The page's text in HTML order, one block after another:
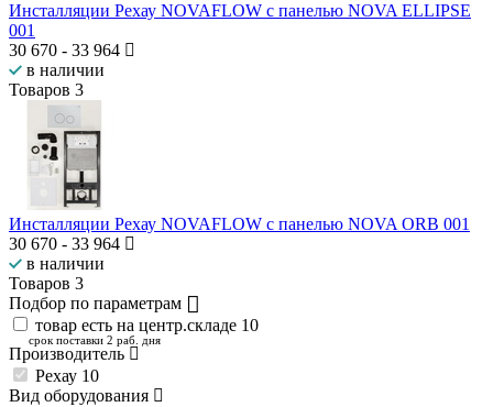
Инсталляции Рехау NOVAFLOW с панелью NOVA ELLIPSE
001
30 670 - 33 964
в наличии
Товаров 3
Инсталляции Рехау NOVAFLOW с панелью NOVA ORB 001
30 670 - 33 964
в наличии
Товаров 3
Подбор по параметрам
товар есть на центр.складе 10
срок поставки 2 раб. дня
Производитель
Рехау 10
Вид оборудования